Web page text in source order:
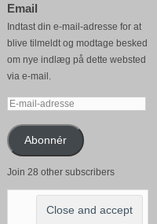
Email
Indtast din e-mail-adresse for at
blive tilmeldt og modtage besked
om nye indlæg på dette websted
via e-mail.
E-
adresseAbonnér
Join 28 other subscribers